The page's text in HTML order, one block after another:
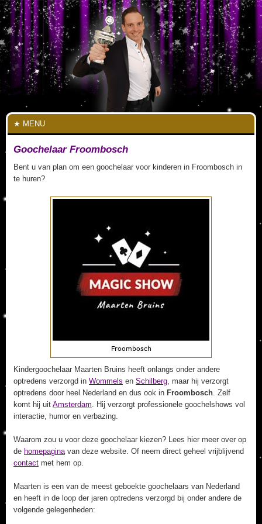
MENU
Goochelaar Froombosch
Bent u van plan om een goochelaar voor kinderen in Froombosch in
te huren?
Kindergoochelaar Maarten Bruins heeft onlangs onder andere
optredens verzorgd in Wommels en Schilberg, maar hij verzorgt
optredens door heel Nederland en dus ook in Froombosch. Zelf
komt hij uit Amsterdam. Hij verzorgt professionele goochelshows vol
interactie, humor en verbazing.
Waarom zou u voor deze goochelaar kiezen? Lees hier meer over op
de homepaginavan deze website. Of neem direct geheel vrijblijvend
contact met hem op.
Maarten is een van de meest geboekte goochelaars van Nederland
en heeft in de loop der jaren optredens verzorgd bij onder andere de
volgende gelegenheden: